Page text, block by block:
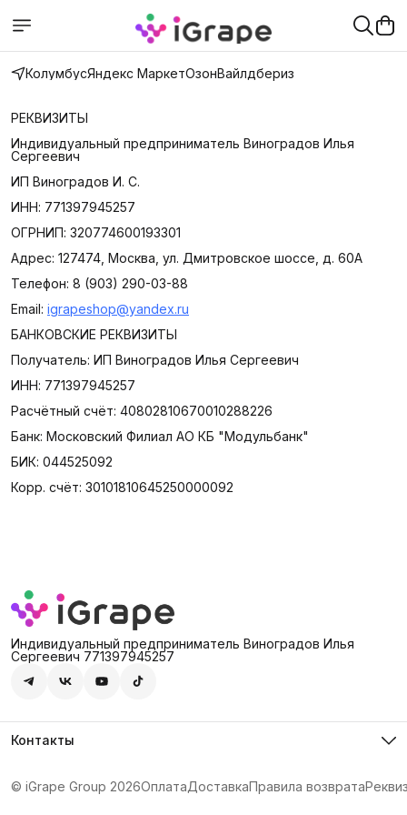
КолумбусЯндекс МаркетОзонВайлдбериз
РЕКВИЗИТЫ
Индивидуальный предприниматель Виноградов Илья
Сергеевич
ИП Виноградов И. С.
ИНН: 771397945257
ОГРНИП: 320774600193301
Адрес: 127474, Москва, ул. Дмитровское шоссе, д. 60А
Телефон: 8 (903) 290-03-88
Email: igrapeshop@yandex.ru
БАНКОВСКИЕ РЕКВИЗИТЫ
Получатель: ИП Виноградов Илья Сергеевич
ИНН: 771397945257
Расчётный счёт: 40802810670010288226
Банк: Московский Филиал АО КБ "Модульбанк"
БИК: 044525092
Корр. счёт: 30101810645250000092
Индивидуальный предприниматель Виноградов Илья
Сергеевич 771397945257
Контакты
д. 60А
© iGrape Group 2026ОплатаДоставкаПравила возврата